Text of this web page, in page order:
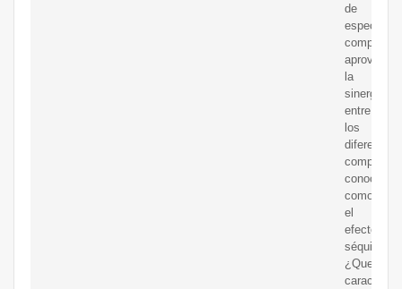
de
espectro
completo
aprovecha
la
sinergia
entre
los
diferentes
conocida
como
el
efecto
séquito.
¿Que